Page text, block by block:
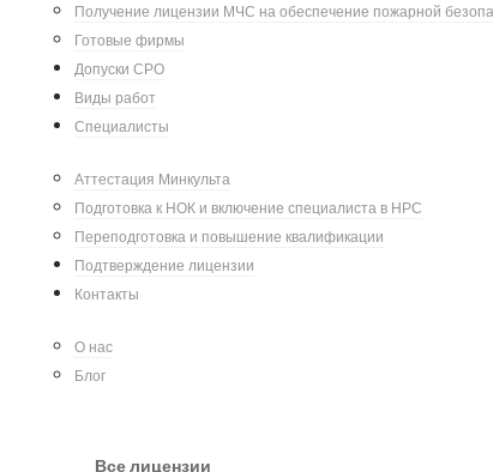
Получение лицензии МЧС на обеспечение пожарной
Готовые фирмы
Допуски СРО
Виды работ
Специалисты
Аттестация Минкульта
Подготовка к НОК и включение специалиста в НРС
Переподготовка и повышение квалификации
Подтверждение лицензии
Контакты
О нас
Блог
Все лицензии
Добавить комментарий